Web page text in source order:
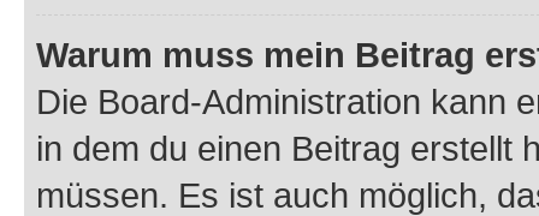
Warum muss mein Beitrag
Die Board-Administration kann
in dem du einen Beitrag erstellt
müssen. Es ist auch möglich,